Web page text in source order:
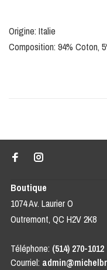
Origine: Italie
Composition: 94% Coton,
Boutique
1074 Av. Laurier O
Outremont, QC H2V 2K8
Téléphone: (514) 270-1012
Courriel: